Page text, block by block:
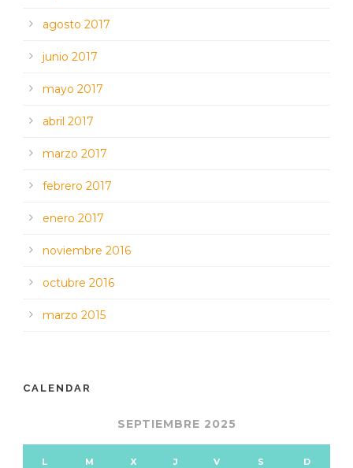
agosto 2017
junio 2017
mayo 2017
abril 2017
marzo 2017
febrero 2017
enero 2017
noviembre 2016
octubre 2016
marzo 2015
CALENDAR
SEPTIEMBRE 2025
L M X J V S D